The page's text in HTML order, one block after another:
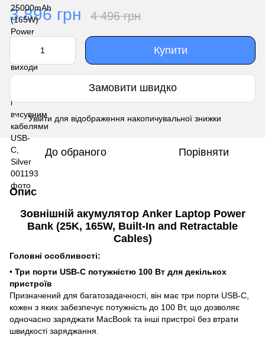
3 896 грн 4 496 грн
Купити
Замовити швидко
% Увійти для відображення накопичувальної знижки
До обраного Порівняти
Опис
Зовнішній акумулятор Anker Laptop Power
Bank (25K, 165W, Built-In and Retractable
Cables)
Головні особливості:
• Три порти USB-C потужністю 100 Вт для декількох
пристроїв
Призначений для багатозадачності, він має три порти USB-C,
кожен з яких забезпечує потужність до 100 Вт, що дозволяє
одночасно заряджати MacBook та інші пристрої без втрати
швидкості заряджання.